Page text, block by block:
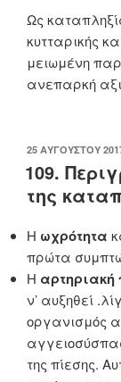
Ως
κυτταρικής
μειωμένη
ανεπαρκή
ΔΗΜΟΣΙΕΎΤΗΚΕ
ΣΤΙΣ
25 ΑΥΓΟΎΣΤΟΥ
109.
της
Η ωχρότητα
πρώτα
Η αρτηριακή
ν’ αυξηθεί
οργανισμός
της πίεσης.